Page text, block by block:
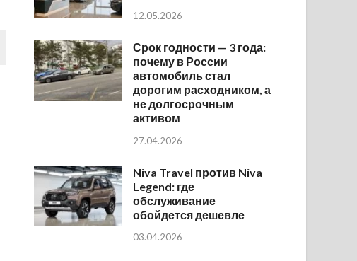
12.05.2026
Срок годности — 3 года:
почему в России
автомобиль стал
дорогим расходником, а
не долгосрочным
активом
27.04.2026
Niva Travel против Niva
Legend: где
обслуживание
обойдется дешевле
03.04.2026